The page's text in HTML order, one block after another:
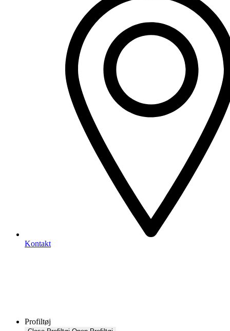
Kontakt
Profiltøj